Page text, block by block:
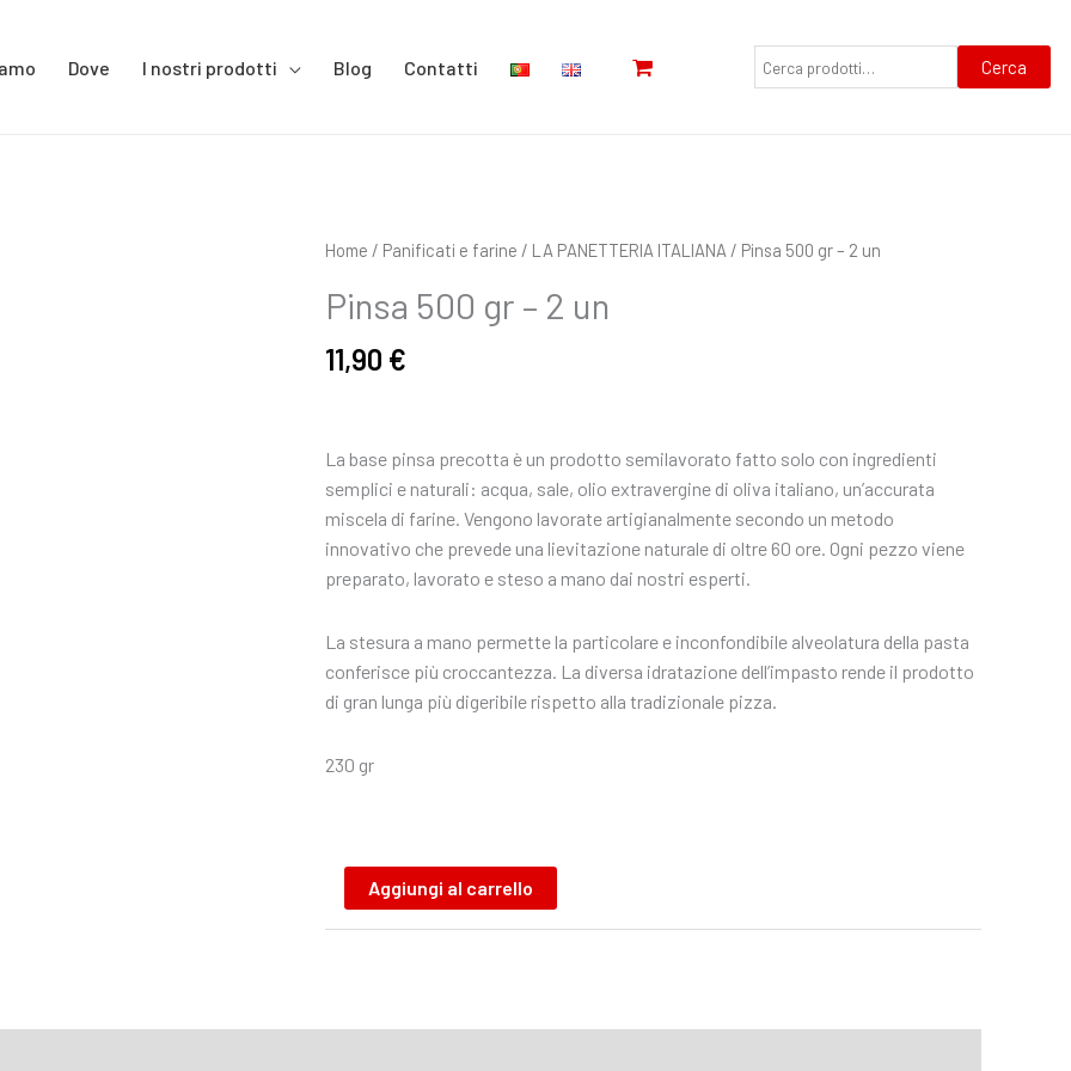
Dove I nostri prodotti Blog Contatti Cerca
Home / Panificati e farine / LA PANETTERIA ITALIANA / Pinsa 500 gr – 2 un
Pinsa 500 gr – 2 un
11,90 €
La base pinsa precotta è un prodotto semilavorato fatto solo con ingredienti
semplici e naturali: acqua, sale, olio extravergine di oliva italiano, un’accurata
miscela di farine. Vengono lavorate artigianalmente secondo un metodo
innovativo che prevede una lievitazione naturale di oltre 60 ore. Ogni pezzo viene
preparato, lavorato e steso a mano dai nostri esperti.
La stesura a mano permette la particolare e inconfondibile alveolatura della pasta
conferisce più croccantezza. La diversa idratazione dell’impasto rende il prodotto
di gran lunga più digeribile rispetto alla tradizionale pizza.
230 gr
Pinsa
gr
2
Aggiungi al carrello